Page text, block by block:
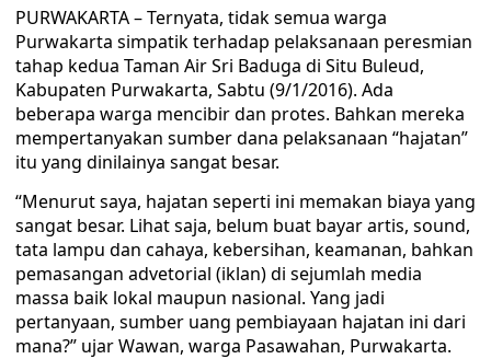
PURWAKARTA – Ternyata, tidak semua warga
Purwakarta simpatik terhadap pelaksanaan peresmian
tahap kedua Taman Air Sri Baduga di Situ Buleud,
Kabupaten Purwakarta, Sabtu (9/1/2016). Ada
beberapa warga mencibir dan protes. Bahkan mereka
mempertanyakan sumber dana pelaksanaan “hajatan”
itu yang dinilainya sangat besar.
“Menurut saya, hajatan seperti ini memakan biaya yang
sangat besar. Lihat saja, belum buat bayar artis, sound,
tata lampu dan cahaya, kebersihan, keamanan, bahkan
pemasangan advetorial (iklan) di sejumlah media
massa baik lokal maupun nasional. Yang jadi
pertanyaan, sumber uang pembiayaan hajatan ini dari
mana?” ujar Wawan, warga Pasawahan, Purwakarta.